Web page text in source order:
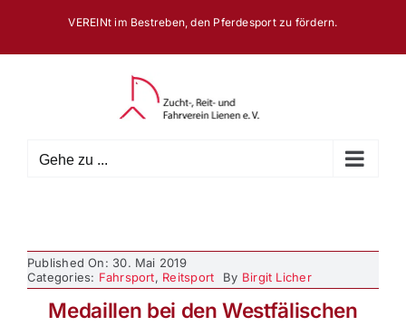
springen
VEREINt im Bestreben, den Pferdesport zu fördern.
Gehe zu ...
Published On: 30. Mai 2019
Categories: Fahrsport, Reitsport By Birgit Licher
Medaillen bei den Westfälischen